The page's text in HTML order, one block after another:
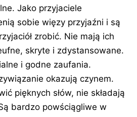
Jako przyjaciele
sobie więzy przyjaźni i są
zrobić. Nie mają ich
skryte i zdystansowane.
i godne zaufania.
okazują czynem.
pięknych słów, nie składają
bardzo powściągliwe w